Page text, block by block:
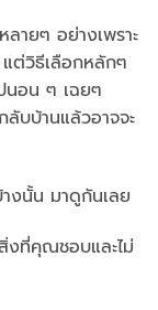
ายๆ อย่างเพราะ
ต่วิธีเลือกหลักๆ
นอน ๆ เฉยๆ
บบ้านแล้วอาจจะ
งนั้น มาดูกันเลย
งที่คุณชอบและไม่